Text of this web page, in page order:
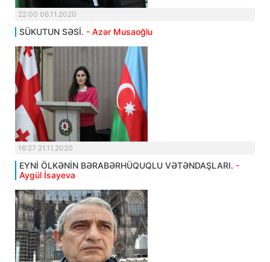
22:00 06.11.2020
SÜKUTUN SƏSİ. - Azər Musaoğlu
16:27 21.11.2020
EYNİ ÖLKƏNİN BƏRABƏRHÜQUQLU VƏTƏNDAŞLARI. -
Aygül İsayeva